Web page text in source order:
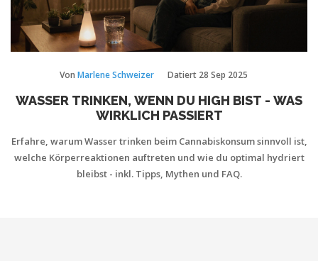
Von Marlene Schweizer Datiert 28 Sep 2025
WASSER TRINKEN, WENN DU HIGH BIST - WAS
WIRKLICH PASSIERT
Erfahre, warum Wasser trinken beim Cannabiskonsum sinnvoll ist,
welche Körperreaktionen auftreten und wie du optimal hydriert
bleibst - inkl. Tipps, Mythen und FAQ.